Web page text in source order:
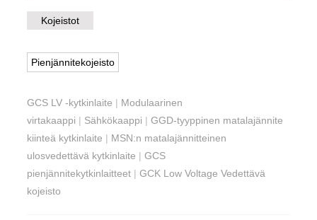
Kojeistot
Pienjännitekojeisto
GCS LV -kytkinlaite | Modulaarinen
virtakaappi | Sähkökaappi |GGD-tyyppinen matalajännite
kiinteä kytkinlaite | MSN:n matalajännitteinen
ulosvedettävä kytkinlaite |GCS
pienjännitekytkinlaitteet |GCK Low Voltage Vedettävä
kojeisto